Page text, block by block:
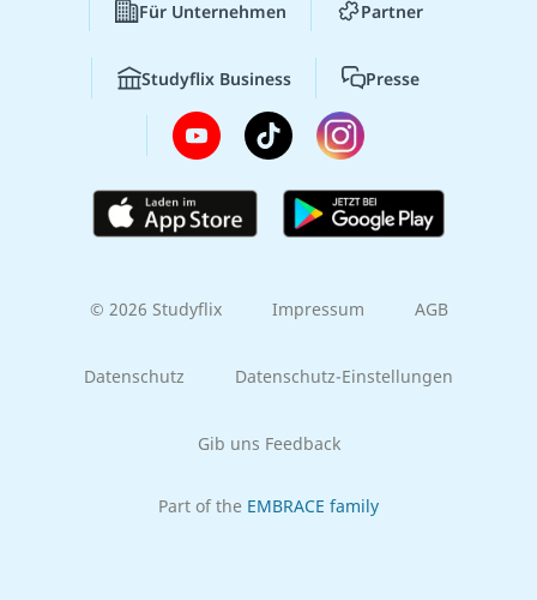
Für Unternehmen Partner
Studyflix Business Presse
© 2026 Studyflix Impressum AGB
Datenschutz Datenschutz-Einstellungen
Gib uns Feedback
Part of the EMBRACE family